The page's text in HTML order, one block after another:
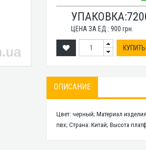
УПАКОВКА:
ЦЕНА ЗА ЕД.:900 грн.
ОПИСАНИЕ
Цвет: черный; Материал
пвх; Страна: Китай; Высота